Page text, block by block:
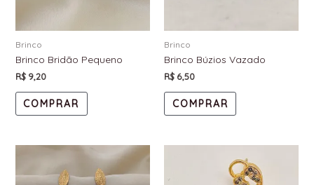
Brinco
Brinco Bridão Pequeno
R$9,20
COMPRAR
Brinco
Brinco Búzios Vazado
R$ 6,50
COMPRAR